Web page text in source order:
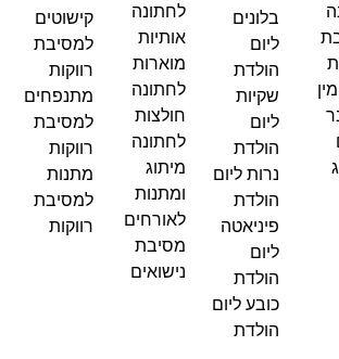
בלונים
ליום
הולדת
שקיות
ליום
הולדת
נרות ליום
הולדת
פיניאטה
ליום
הולדת
כובע ליום
הולדת
לחתונה
אותיות
מוארות
לחתונה
חולצות
לחתונה
מיתוג
ומתנות
לאורחים
מסיבת
נישואים
קישוטים
למסיבת
רווקות
מתנפחים
למסיבת
רווקות
מתנות
למסיבת
רווקות